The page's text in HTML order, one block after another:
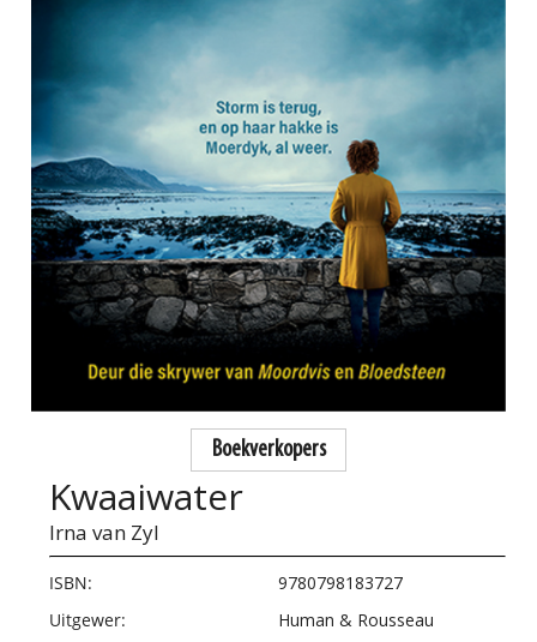
Boekverkopers
Kwaaiwater
Irna van Zyl
ISBN:
9780798183727
Uitgewer:
Human & Rousseau